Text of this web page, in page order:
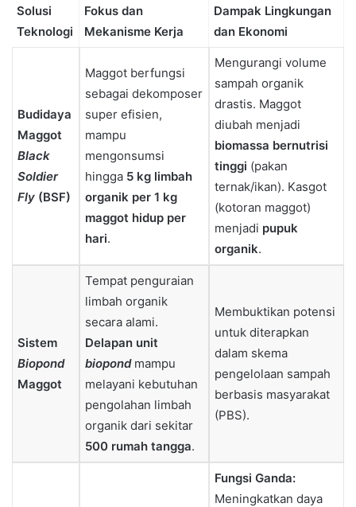
Solusi
Teknologi
Fokus dan
Mekanisme Kerja
Dampak Lingkungan
dan Ekonomi
Budidaya
Maggot
Black
Soldier
Fly (BSF)
Maggot berfungsi
sebagai dekomposer
super efisien,
mampu
mengonsumsi
hingga 5 kg limbah
organik per 1 kg
maggot hidup per
hari.
Mengurangi volume
sampah organik
drastis. Maggot
diubah menjadi
biomassa bernutrisi
tinggi (pakan
ternak/ikan). Kasgot
(kotoran maggot)
menjadi pupuk
organik.
Sistem
Biopond
Maggot
Tempat penguraian
limbah organik
secara alami.
Delapan unit
biopondmampu
melayani kebutuhan
pengolahan limbah
organik dari sekitar
500 rumah tangga.
Membuktikan potensi
untuk diterapkan
dalam skema
pengelolaan sampah
berbasis masyarakat
(PBS).
Fungsi Ganda:
Meningkatkan daya